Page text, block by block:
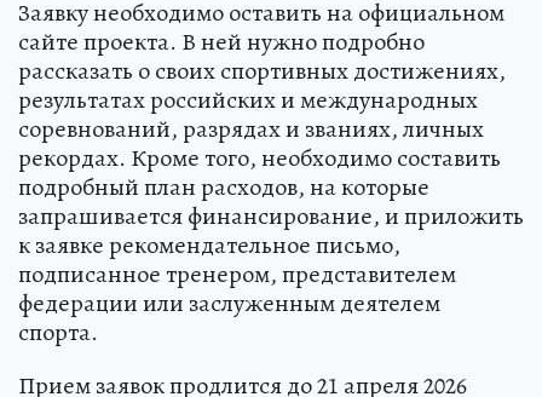
Заявку необходимо оставить на официальном
сайте проекта. В ней нужно подробно
рассказать о своих спортивных достижениях,
результатах российских и международных
соревнований, разрядах и званиях, личных
рекордах. Кроме того, необходимо составить
подробный план расходов, на которые
запрашивается финансирование, и приложить
к заявке рекомендательное письмо,
подписанное тренером, представителем
федерации или заслуженным деятелем
спорта.
Прием заявок продлится до 21 апреля 2026